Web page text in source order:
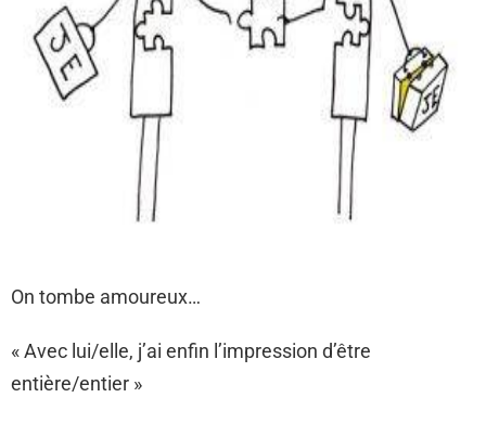
On tombe amoureux…
« Avec lui/elle, j’ai enfin l’impression d’être
entière/entier »